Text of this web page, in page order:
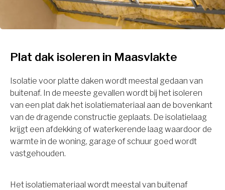
Plat dak isoleren in Maasvlakte
Isolatie voor platte daken wordt meestal gedaan van
buitenaf. In de meeste gevallen wordt bij het isoleren
van een plat dak het isolatiemateriaal aan de bovenkant
van de dragende constructie geplaats. De isolatielaag
krijgt een afdekking of waterkerende laag waardoor de
warmte in de woning, garage of schuur goed wordt
vastgehouden.
Het isolatiemateriaal wordt meestal van buitenaf